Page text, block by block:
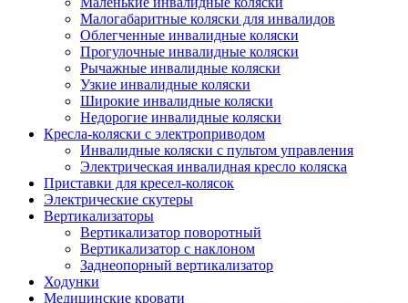
Малогабаритные коляски для инвалидов
Облегченные инвалидные коляски
Прогулочные инвалидные коляски
Рычажные инвалидные коляски
Узкие инвалидные коляски
Широкие инвалидные коляски
Недорогие инвалидные коляски
Кресла-коляски с электроприводом
Инвалидные коляски с пультом управления
Электрическая инвалидная кресло коляска
Приставки для кресел-колясок
Электрические скутеры
Вертикализаторы
Вертикализатор поворотный
Вертикализатор с наклоном
Заднеопорный вертикализатор
Ходунки
Медицинские кровати